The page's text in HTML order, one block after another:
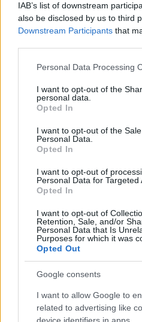
IAB’s list of downstream
also be disclosed by us to third
Downstream Participants that
Please note that this website/
not limited to your visit or usage
grant or deny consent to
use your data for below
consent section.
Personal Data Processing
I want to opt-out of the
personal data.
Opted In
I want to opt-out of the
Personal Data.
Opted In
I want to opt-out of
Personal Data for Targeted
Opted In
I want to opt-out of
Retention, Sale, and/or
Personal Data that Is
Purposes for which it was
Opted Out
Google consents
I want to allow Google to
related to advertising like
Continua a leggere
BELLEZZA